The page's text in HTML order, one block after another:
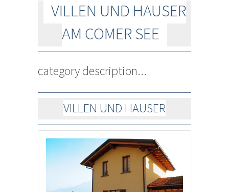
VILLEN UND HAUSER
AM COMER SEE
category description...
VILLEN UND HAUSER